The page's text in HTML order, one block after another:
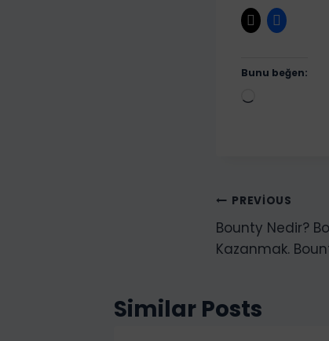
Bunu beğen:
n
i
y
.
Yazı
PREVIOUS
Bounty Nedir?
Kazanmak.
Similar Posts